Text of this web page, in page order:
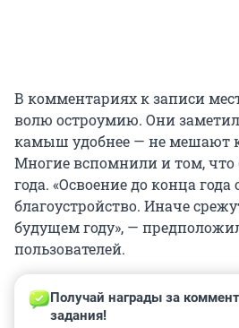
В комментариях к записи
волю остроумию. Они
камыш удобнее — не мешают
Многие вспомнили и том, что
года. «Освоение до конца года
благоустройство. Иначе
будущем году», —
пользователей.
Получай награды за
задания!